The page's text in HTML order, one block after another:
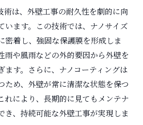
術は、外壁工事の耐久性を劇的に向
います。この技術では、ナノサイズ
密着し、強固な保護膜を形成しま
雨や風雨などの外的要因から外壁を
ます。さらに、ナノコーティングは
ため、外壁が常に清潔な状態を保つ
れにより、長期的に見てもメンテナ
き、持続可能な外壁工事が実現しま